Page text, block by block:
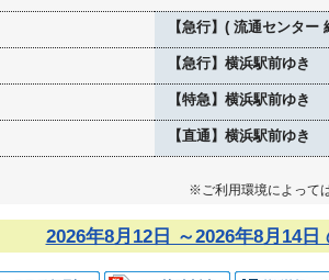
【急行】( 流通センター
【急行】横浜駅前ゆき
【特急】横浜駅前ゆき
【直通】横浜駅前ゆき
※ご利用環境によって
2026年8月12日 ～2026年8月14日